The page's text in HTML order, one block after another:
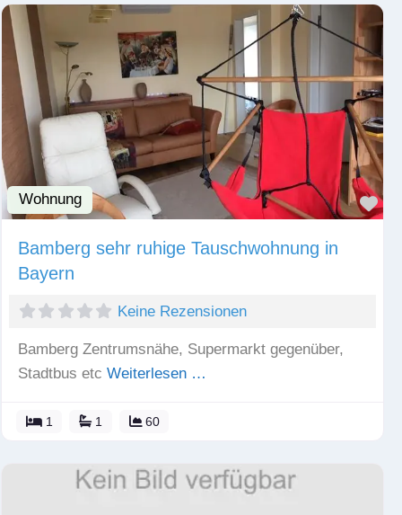
Wohnung
Bamberg sehr ruhige Tauschwohnung in
Bayern
Keine Rezensionen
Bamberg Zentrumsnähe, Supermarkt gegenüber,
Stadtbus etc Weiterlesen …
1 1 60